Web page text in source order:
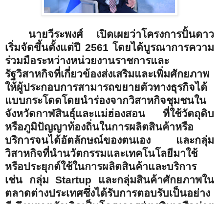
นายวีระพงศ์ เปิดเผยว่าโครงการปั้นดาว
เริ่มจัดขึ้นตั้งแต่ปี 2561 โดยได้บูรณาการความ
ร่วมมือระหว่างหน่วยงานราชการและ
รัฐวิสาหกิจที่เกี่ยวข้องส่งเสริมและเพิ่มศักยภาพ
ให้ผู้ประกอบการสามารถขยายตัวทางธุรกิจได้
แบบกระโดดโดยนำร่องจากวิสาหกิจชุมชนใน
จังหวัดกาฬสินธุ์และแม่ฮ่องสอน ที่ใช้วัตถุดิบ
หรือภูมิปัญญาท้องถิ่นในการผลิตสินค้าหรือ
บริการจนได้อัตลักษณ์ของตนเอง และกลุ่ม
วิสาหกิจที่นำนวัตกรรมและเทคโนโลยีมาใช้
หรือประยุกต์ใช้ในการผลิตสินค้าและบริการ
เช่น กลุ่มStartup และกลุ่มสินค้าศักยภาพใน
ตลาดต่างประเทศซึ่งได้รับการตอบรับเป็นอย่าง